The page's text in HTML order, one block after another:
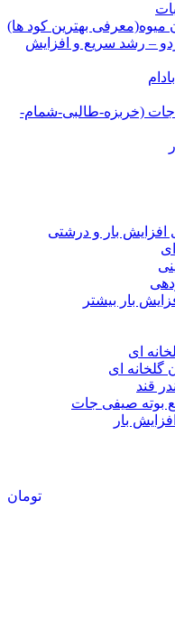
بهترین کود ها)
– رشد سریع و افزایش
جات (خربزه-طالبی-شمام-
بار و درشتی
بار بیشتر
ای
گلخانه ای
قند
بوته صیفی جات
بار
تومان